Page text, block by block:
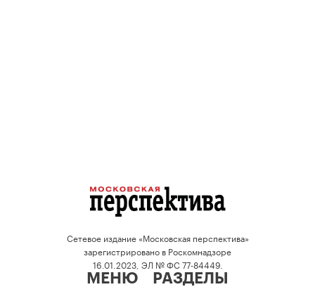
Сетевое издание «Московская перспектива»
зарегистрировано в Роскомнадзоре
16.01.2023, ЭЛ № ФС 77-84449.
МЕНЮ РАЗДЕЛЫ